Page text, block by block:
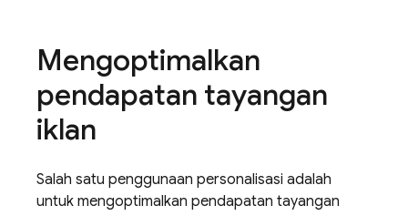
Mengoptimalkan
pendapatan tayangan
iklan
Salah satu penggunaan personalisasi adalah
untuk mengoptimalkan pendapatan tayangan